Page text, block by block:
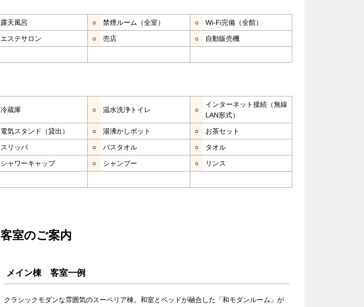
露天風呂 ○ 禁煙ルーム（全室） ○ Wi-Fi完備（全館）
エステサロン ○ 売店 ○ 自動販売機
冷蔵庫 ○ 温水洗浄トイレ ○
インターネット接続（無線
LAN形式）
電気スタンド（貸出） ○ 湯沸かしポット ○ お茶セット
スリッパ ○ バスタオル ○ タオル
シャワーキャップ ○ シャンプー ○ リンス
客室のご案内
メイン棟 客室一例
クラシックモダンな雰囲気のスーペリア棟。和室とベッドが融合した「和モダンルーム」が